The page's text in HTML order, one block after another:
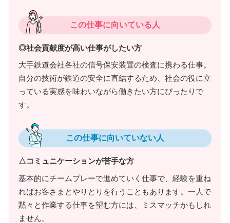
この仕事に向いている人
◎社会貢献度が高い仕事がしたい方
大手鉄道会社各社の信号保安装置の検査に携わる仕事。
自分の技術が鉄道の安全に直結するため、社会の役に立
っている実感を味わいながら働きたい方にぴったりで
す。
この仕事に向いていない人
△コミュニケーションが苦手な方
基本的にチームプレーで進めていく仕事で、経験を重ね
ればお客さまとやりとりを行うこともあります。一人で
黙々と作業する仕事を望む方には、ミスマッチかもしれ
ません。